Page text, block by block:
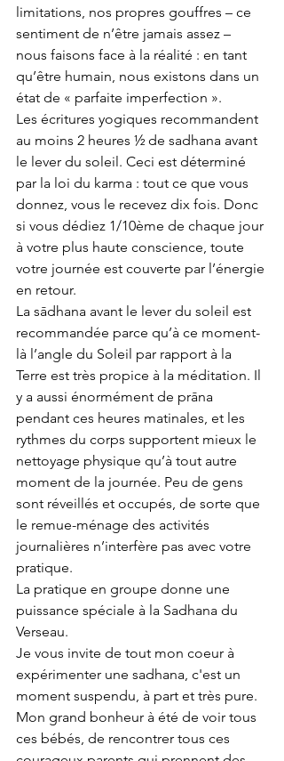
limitations, nos propres gouffres – ce
sentiment de n’être jamais assez –
nous faisons face à la réalité : en tant
qu’être humain, nous existons dans un
état de « parfaite imperfection ».
Les écritures yogiques recommandent
au moins 2 heures ½ de sadhana avant
le lever du soleil. Ceci est déterminé
par la loi du karma : tout ce que vous
donnez, vous le recevez dix fois. Donc
si vous dédiez 1/10ème de chaque jour
à votre plus haute conscience, toute
votre journée est couverte par l’énergie
en retour.
La sādhana avant le lever du soleil est
recommandée parce qu’à ce moment-
là l’angle du Soleil par rapport à la
Terre est très propice à la méditation. Il
y a aussi énormément de prāna
pendant ces heures matinales, et les
rythmes du corps supportent mieux le
nettoyage physique qu’à tout autre
moment de la journée. Peu de gens
sont réveillés et occupés, de sorte que
le remue-ménage des activités
journalières n’interfère pas avec votre
pratique.
La pratique en groupe donne une
puissance spéciale à la Sadhana du
Verseau.
Je vous invite de tout mon coeur à
expérimenter une sadhana, c'est un
moment suspendu, à part et très pure.
Mon grand bonheur à été de voir tous
ces bébés, de rencontrer tous ces